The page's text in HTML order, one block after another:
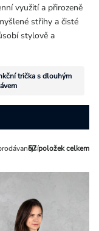
využití a přirozeně
střihy a čisté
stylově a
trička s dlouhým
57položek celkem